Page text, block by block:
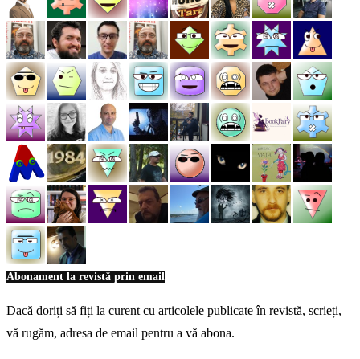
Abonament la revistă prin email
Dacă doriți să fiți la curent cu articolele publicate în revistă, scrieți,
vă rugăm, adresa de email pentru a vă abona.